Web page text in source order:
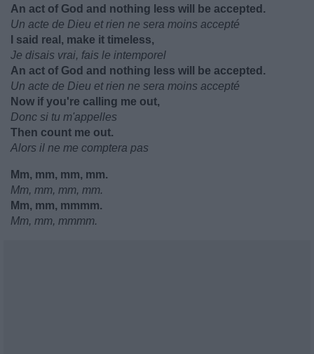
An act of God and nothing less will be accepted.
Un acte de Dieu et rien ne sera moins accepté
I said real, make it timeless,
Je disais vrai, fais le intemporel
An act of God and nothing less will be accepted.
Un acte de Dieu et rien ne sera moins accepté
Now if you're calling me out,
Donc si tu m'appelles
Then count me out.
Alors il ne me comptera pas
Mm, mm, mm, mm.
Mm, mm, mm, mm.
Mm, mm, mmmm.
Mm, mm, mmmm.